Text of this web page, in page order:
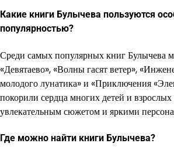
Какие книги Булычева пользуются
популярностью?
Среди самых популярных книг Булычева
«Девятаево», «Волны гасят ветер»,
молодого лунатика» и «Приключения
покорили сердца многих детей и
увлекательным сюжетом и яркими
Где можно найти книги Булычева?